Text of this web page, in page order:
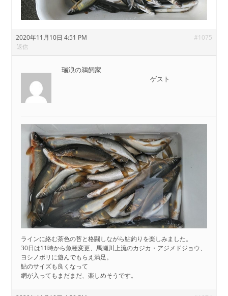
2020年11月10日 4:51 PM #1075
返信
瑞浪の鵜飼家
ゲスト
ラインに絡む茶色の苔と格闘しながら鮎釣りを楽しみました。
30日は11時から魚種変更、馬瀬川上流のカジカ・アジメドジョウ、
ヨシノボリに遊んでもらえ満足。
鮎のサイズも良くなって
網が入ってもまだまだ、楽しめそうです。